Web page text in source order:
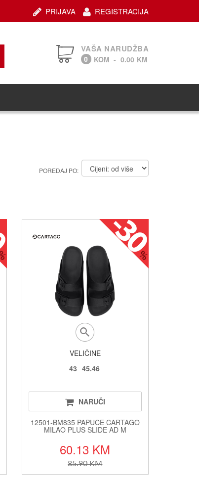
REGISTRACIJA
PRIJAVA
VAŠA NARUDŽBA
0 KOM - 0.00 KM
POREDAJ PO:
VELIČINE
43 45.46
NARUČI
12501-BM835 PAPUCE CARTAGO
MILAO PLUS SLIDE AD M
60.13 KM
85.90 KM